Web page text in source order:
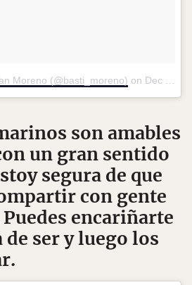
Moreno (@basti_moreno) on Dec 21, 2015 at 1:38pm PST
son amables
un gran sentido
segura de que
con gente
encariñarte
ser y luego los